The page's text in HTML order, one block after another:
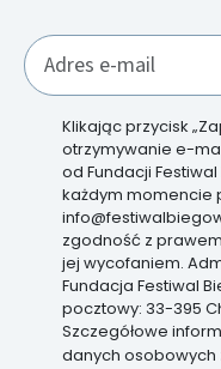
Klikając przycisk
otrzymywanie e-
od Fundacji
każdym momencie
zgodność z
jej wycofaniem.
Fundacja Festiwal
pocztowy: 33-395
Szczegółowe
danych osobowych